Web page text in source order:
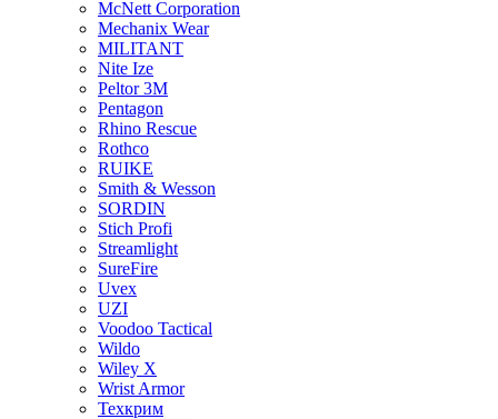
McNett Corporation
Mechanix Wear
MILITANT
Nite Ize
Peltor 3M
Pentagon
Rhino Rescue
Rothco
RUIKE
Smith & Wesson
SORDIN
Stich Profi
Streamlight
SureFire
Uvex
UZI
Voodoo Tactical
Wildo
Wiley X
Wrist Armor
Техкрим